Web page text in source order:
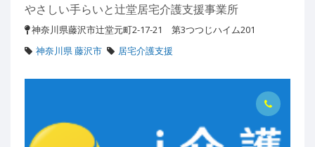
やさしい手らいと辻堂居宅介護支援事業所
神奈川県藤沢市辻堂元町2-17-21 第3つつじハイム201
神奈川県 藤沢市
居宅介護支援